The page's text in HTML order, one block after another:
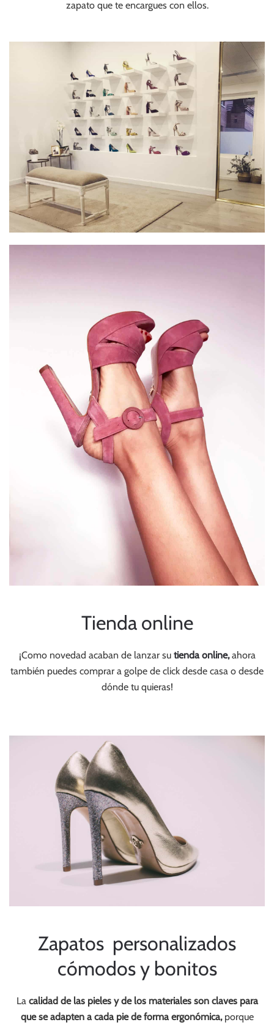
zapato que te encargues con ellos.
Tienda online
¡Como novedad acaban de lanzar su tienda online,ahora
también puedes comprar a golpe de click desde casa o desde
dónde tu quieras!
Zapatos personalizados
cómodos y bonitos
Lacalidad de las pieles y de los materiales son claves para
que se adapten a cada pie de forma ergonómica,porque